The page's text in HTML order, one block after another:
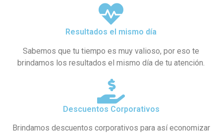
Resultados el mismo día
Sabemos que tu tiempo es muy valioso, por eso te
brindamos los resultados el mismo día de tu atención.
Descuentos Corporativos
Brindamos descuentos corporativos para así economizar